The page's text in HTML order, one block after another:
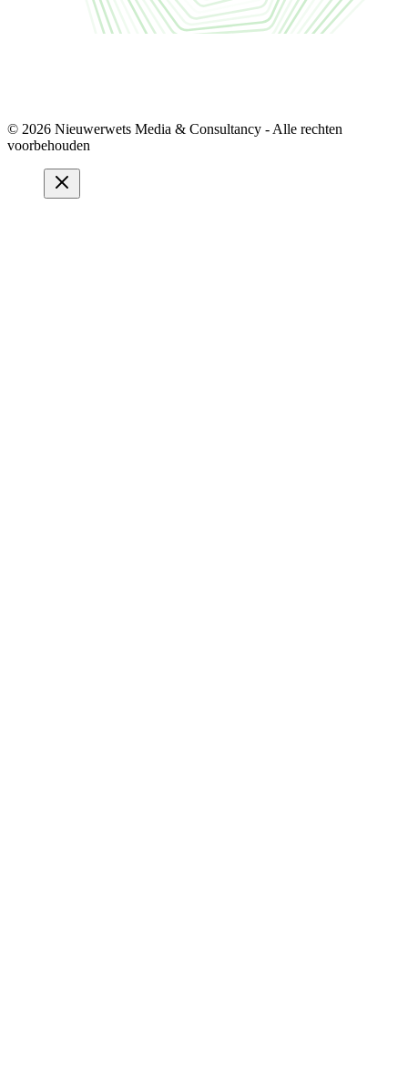
© 2026 Nieuwerwets Media & Consultancy - Alle rechten
voorbehouden